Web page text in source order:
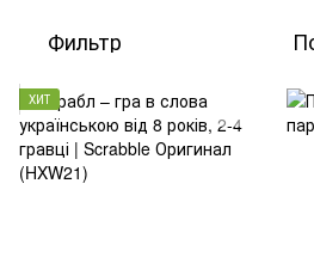
Фильтр
ХИТ